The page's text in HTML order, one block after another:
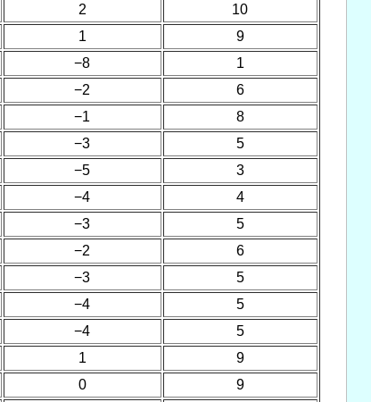
2
10
1
9
−8
1
−2
6
−1
8
−3
5
−5
3
−4
4
−3
5
−2
6
−3
5
−4
5
−4
5
1
9
0
9